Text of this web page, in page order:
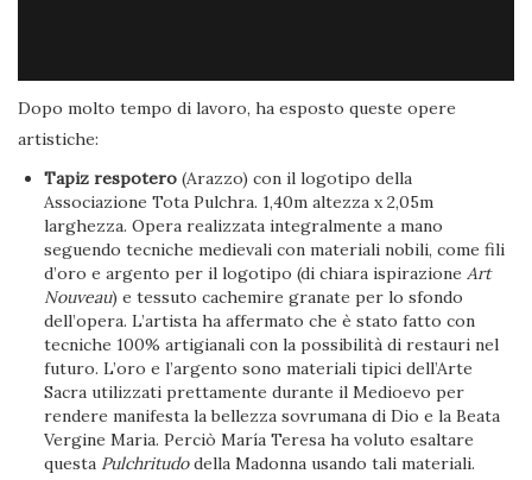
Dopo molto tempo di lavoro, ha esposto queste opere
artistiche:
Tapiz respotero (Arazzo) con il logotipo della
Associazione Tota Pulchra. 1,40m altezza x 2,05m
larghezza. Opera realizzata integralmente a mano
seguendo tecniche medievali con materiali nobili, come fili
d’oro e argento per il logotipo (di chiara ispirazioneArt
Nouveau) e tessuto cachemire granate per lo sfondo
dell’opera. L’artista ha affermato che è stato fatto con
tecniche 100% artigianali con la possibilità di restauri nel
futuro. L’oro e l’argento sono materiali tipici dell’Arte
Sacra utilizzati prettamente durante il Medioevo per
rendere manifesta la bellezza sovrumana di Dio e la Beata
Vergine Maria. Perciò María Teresa ha voluto esaltare
questa Pulchritudodella Madonna usando tali materiali.